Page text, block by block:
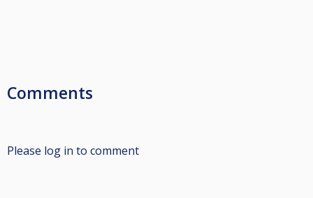
Comments
Please log in to comment